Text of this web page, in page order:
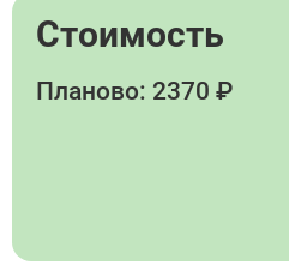
Стоимость
Планово: 2370 ₽